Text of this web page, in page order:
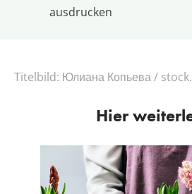
ausdrucken
Titelbild: Юлиана Копьева /
Hier